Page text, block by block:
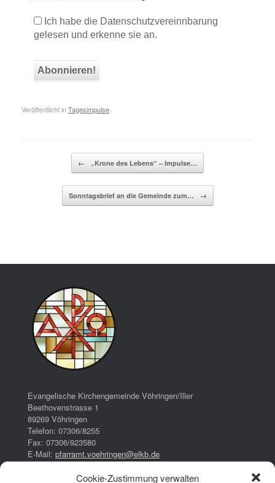
Cookie-Zustimmung verwalten
Ich habe die Datenschutzvereinnbarung
gelesen und erkenne sie an.
Veröffentlicht inTagesimpulse
← „Krone des Lebens“ – Impulse…
Sonntagsbrief an die Gemeinde zum… →
Evangelische Kirchengemeinde Vöhringen/Iller
Beethovenstrasse 1
89269 Vöhringen
Telefon: 07306/8255
Fax: 07306/923580
E-Mail: pfarramt.voehringen@elkb.de